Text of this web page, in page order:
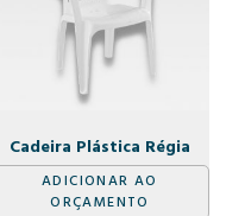
Cadeira Plástica Régia
ADICIONAR AO
ORÇAMENTO